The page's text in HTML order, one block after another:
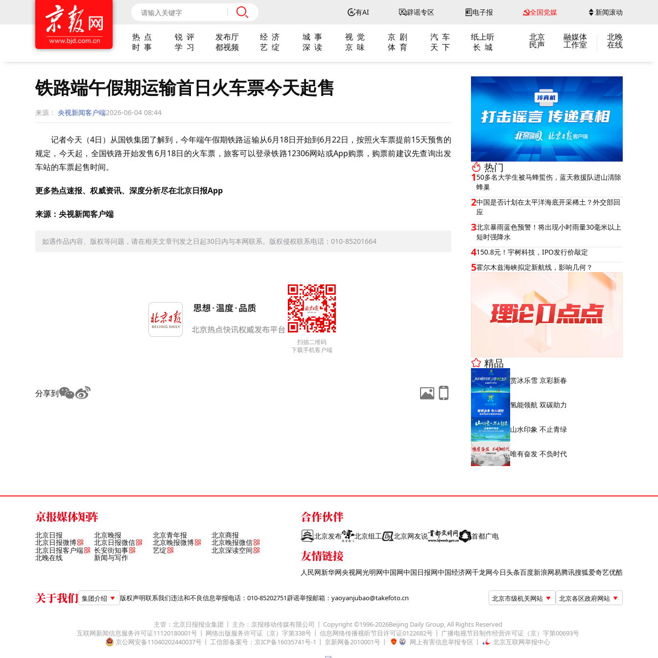
有AI 辟谣专区 电子报 全国党媒 新闻滚动
热 点 锐 评 发布厅 经 济 城 事 视 觉 京 剧 汽 车
纸上听
时 事
学 习 都视频 艺 绽 深 读 京 味 体 育 天 下 长 城
北京
民声
融媒体
工作室
北晚
在线
铁路端午假期运输首日火车票今天起售
来源： 央视新闻客户端2026-06-04 08:44
记者今天（4日）从国铁集团了解到，今年端午假期铁路运输从6月18日开始到6月22日，按照火车票提前15天预售的
规定，今天起，全国铁路开始发售6月18日的火车票，旅客可以登录铁路12306网站或App购票，购票前建议先查询出发
车站的车票起售时间。
更多热点速报、权威资讯、深度分析尽在北京日报App
来源：央视新闻客户端
如遇作品内容、版权等问题，请在相关文章刊发之日起30日内与本网联系。版权侵权联系电话：010-85201664
扫描二维码
下载手机客户端
分享到
热门
150多名大学生被马蜂蜇伤，蓝天救援队进山清除
蜂巢
2中国是否计划在太平洋海底开采稀土？外交部回
应
3北京暴雨蓝色预警！将出现小时雨量30毫米以上
短时强降水
4150.8元！宇树科技，IPO发行价敲定
5霍尔木兹海峡拟定新航线，影响几何？
精品
赏冰乐雪 京彩新春
氢能领航 双碳助力
山水印象 不止青绿
唯有奋发 不负时代
京报媒体矩阵
北京日报 北京晚报 北京青年报 北京商报
北京日报微博 北京日报微信 北京晚报微博
北京晚报微信
北京日报客户端
长安街知事 艺绽 北京深读空间
北晚在线 新闻与写作
合作伙伴
北京发布 北京组工 北京网友说 首都广电
友情链接
人民网新华网央视网光明网中国网中国日报网中国经济网千龙网今日头条百度新浪网易腾讯搜狐爱奇艺优酷
关于我们 集团介绍 版权声明联系我们违法和不良信息举报电话：010-85202751辟谣举报邮箱：yaoyanjubao@takefoto.cn 北京市级机关网站 北京各区政府网站
主管：北京日报报业集团 主办：京报移动传媒有限公司 Copyright ©1996-2026Beijing Daily Group, All Rights Reserved
互联网新闻信息服务许可证11120180001号
网络出版服务许可证（京）字第338号 信息网络传播视听节目许可证0122682号
广播电视节目制作经营许可证（京）字第00693号
京公网安备11040202440037号
工信部备案号：京ICP备16035741号-1 京新网备2010001号 网上有害信息举报专区 北京互联网举报中心